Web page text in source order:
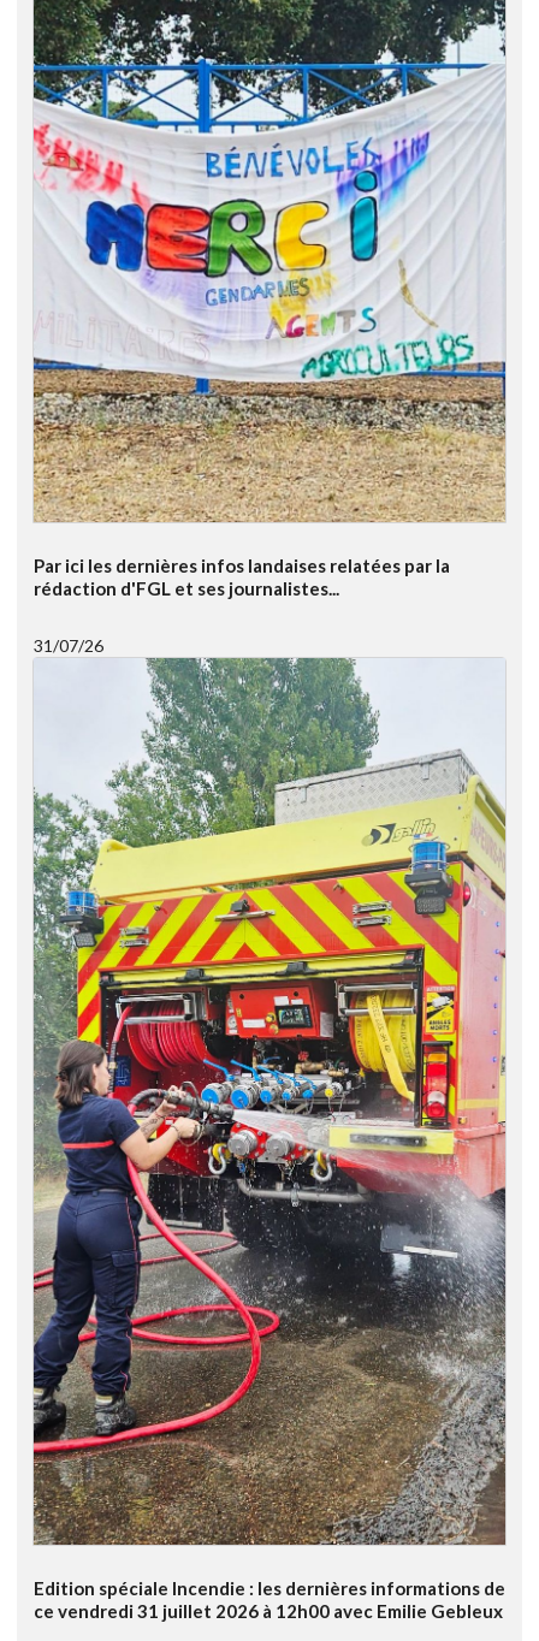
Par ici les dernières infos landaises relatées par la
rédaction d'FGL et ses journalistes...
31/07/26
Edition spéciale Incendie : les dernières informations de
ce vendredi 31 juillet 2026 à 12h00 avec Emilie Gebleux